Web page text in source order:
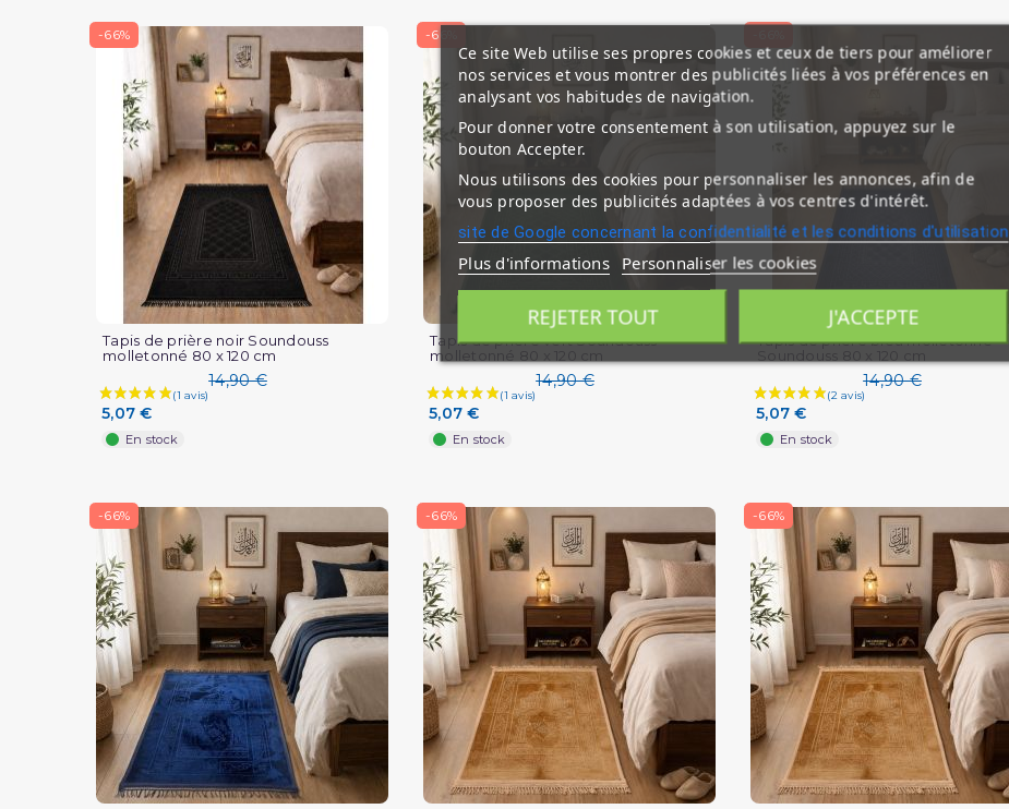
-66%
Tapis de prière noir Soundouss
molletonné 80 x 120 cm
14,90 €
5,07 €
En stock
-66%
Tapis de prière vert Soundouss
molletonné 80 x 120 cm
14,90 €
5,07 €
En stock
Tapis de prière bleu molletonné
14,90 €
5,07 €
En stock
-66% -66% -66%
Ce site Web utilise ses propres cookies et ceux de tiers pour améliorer
nos services et vous montrer des publicités liées à vos préférences en
analysant vos habitudes de navigation.
Pour donner votre consentement à son utilisation, appuyez sur le
bouton Accepter.
Nous utilisons des cookies pour personnaliser les annonces, afin de
vous proposer des publicités adaptées à vos centres d'intérêt.
site de Google concernant la confidentialité et les conditions d'utilisation
Plus d'informations Personnaliser les cookies
REJETER TOUT J'ACCEPTE